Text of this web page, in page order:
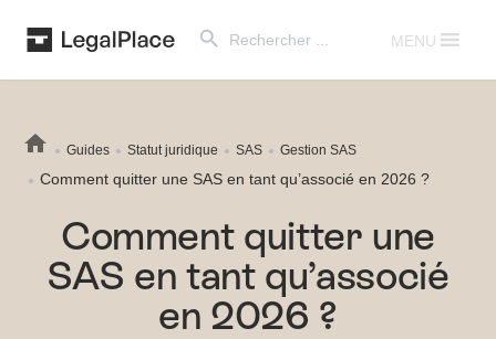
for:
MENU
Guides Statut juridique SAS Gestion SAS
Comment quitter une SAS en tant qu’associé en 2026 ?
Comment quitter une
SAS en tant qu’associé
en 2026 ?